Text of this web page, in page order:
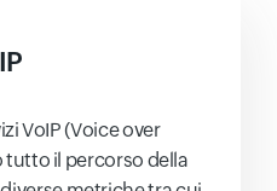
VoIP (Voice over
il percorso della